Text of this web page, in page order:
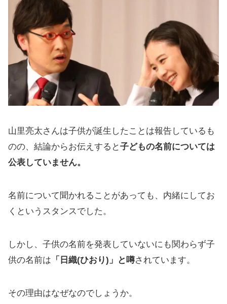
山里亮太さんは子供が誕生したことは報告しているも
のの、結論からお伝えすると子どもの名前については
公表していません。
名前について聞かれることがあっても、内緒にしてお
くというスタンスでした。
しかし、子供の名前を発表していないにも関わらず子
供の名前は 「日織(ひおり)」と噂されています。
その理由はなぜなのでしょうか。